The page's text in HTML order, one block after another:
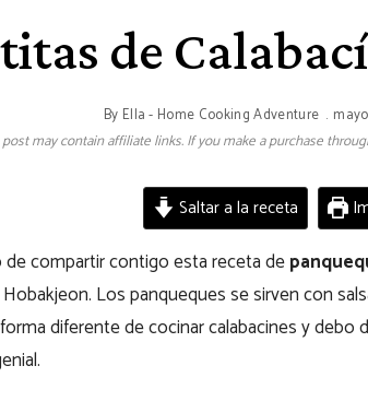
de
By Ella - Home Cooking Adventure
post may contain affiliate links. If you make a purchase
Saltar a la receta
compartir contigo esta receta de
Los panqueques se sirven con
diferente de cocinar calabacines y debo